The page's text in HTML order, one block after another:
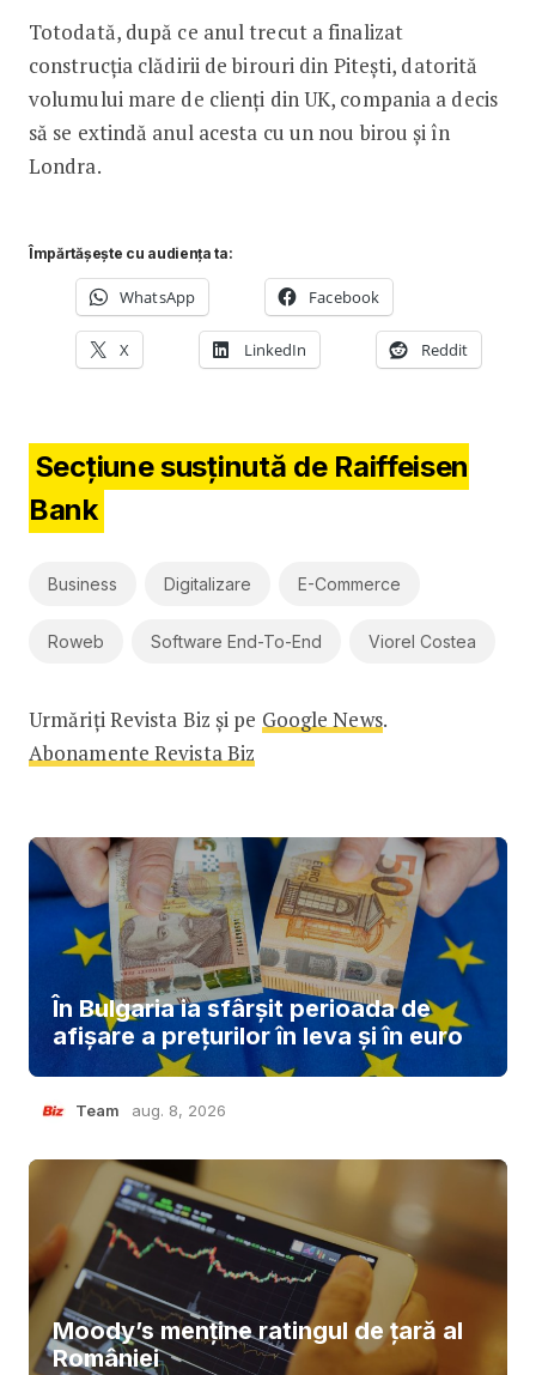
Totodată, după ce anul trecut a finalizat
construcția clădirii de birouri din Pitești, datorită
volumului mare de clienți din UK, compania a decis
să se extindă anul acesta cu un nou birou și în
Londra.
Împărtășește cu audiența ta:
WhatsApp Facebook
X LinkedIn Reddit
Secțiune susținută de Raiffeisen
Bank
Business Digitalizare E-Commerce
Roweb Software End-To-End Viorel Costea
Urmăriți Revista Biz și pe Google News.
Abonamente Revista Biz
În Bulgaria ia sfârşit perioada de
afișare a prețurilor în ​​leva și în euro
Team aug. 8, 2026
Moody’s menține ratingul de țară al
României